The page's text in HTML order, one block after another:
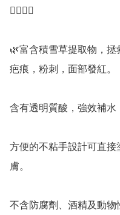
👍🏻👍🏻
🌿富含積雪草提取物，
疤痕，粉刺，面部發紅。
含有透明質酸，強效補水
方便的不粘手設計可直
膚。
不含防腐劑、酒精及動物